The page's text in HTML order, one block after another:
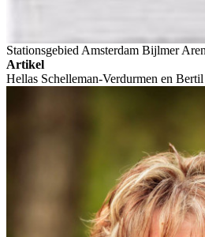
Stationsgebied Amsterdam Bijlmer
Artikel
Hellas Schelleman-Verdurmen en